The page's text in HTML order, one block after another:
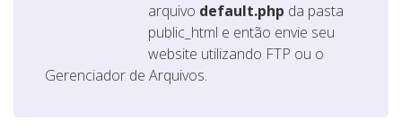
arquivo default.php da pasta
public_html e então envie seu
website utilizando FTP ou o
Gerenciador de Arquivos.